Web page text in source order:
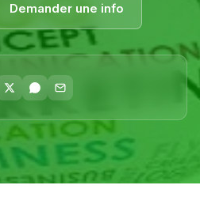
Demander une info